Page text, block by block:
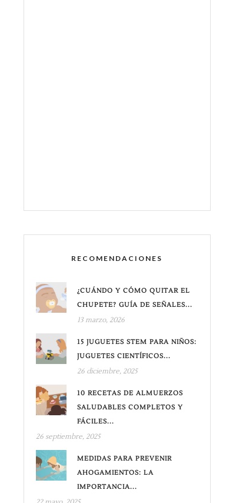
RECOMENDACIONES
¿CUÁNDO Y CÓMO QUITAR EL
CHUPETE? GUÍA DE SEÑALES...
13 marzo, 2026
15 JUGUETES STEM PARA NIÑOS:
JUGUETES CIENTÍFICOS...
26 diciembre, 2025
10 RECETAS DE ALMUERZOS
SALUDABLES COMPLETOS Y
FÁCILES...
26 septiembre, 2025
MEDIDAS PARA PREVENIR
AHOGAMIENTOS: LA
IMPORTANCIA...